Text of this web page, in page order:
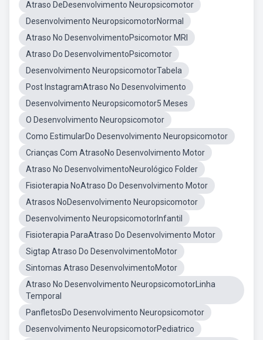
Atraso DeDesenvolvimento Neuropsicomotor
Desenvolvimento NeuropsicomotorNormal
Atraso No DesenvolvimentoPsicomotor MRI
Atraso Do DesenvolvimentoPsicomotor
Desenvolvimento NeuropsicomotorTabela
Post InstagramAtraso No Desenvolvimento
Desenvolvimento Neuropsicomotor5 Meses
O Desenvolvimento Neuropsicomotor
Como EstimularDo Desenvolvimento Neuropsicomotor
Crianças Com AtrasoNo Desenvolvimento Motor
Atraso No DesenvolvimentoNeurológico Folder
Fisioterapia NoAtraso Do Desenvolvimento Motor
Atrasos NoDesenvolvimento Neuropsicomotor
Desenvolvimento NeuropsicomotorInfantil
Fisioterapia ParaAtraso Do Desenvolvimento Motor
Sigtap Atraso Do DesenvolvimentoMotor
Sintomas Atraso DesenvolvimentoMotor
Atraso No Desenvolvimento NeuropsicomotorLinha
Temporal
PanfletosDo Desenvolvimento Neuropsicomotor
Desenvolvimento NeuropsicomotorPediatrico